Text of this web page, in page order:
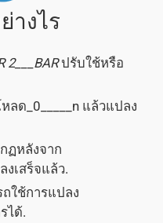
างไร
2___BARปรับใช้หรือ
ด_0_____n แล้วแปลง
ฏหลังจาก
งเสร็จแล้ว.
ใช้การแปลง
ได้.